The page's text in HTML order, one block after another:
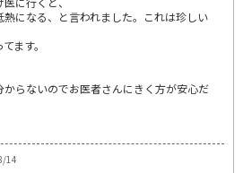
になる、と言われました。これは珍しい
ます。
からないのでお医者さんにきく方が安心だ
14